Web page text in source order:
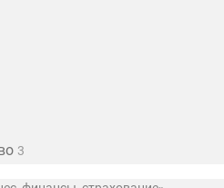
3